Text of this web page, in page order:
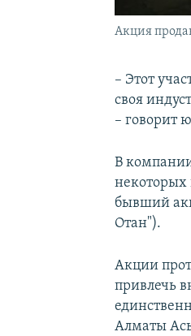
Акция
– Этот
своя
– говорит
В
некоторых
бывший
Отан").
Акции
привлечь
Алматы